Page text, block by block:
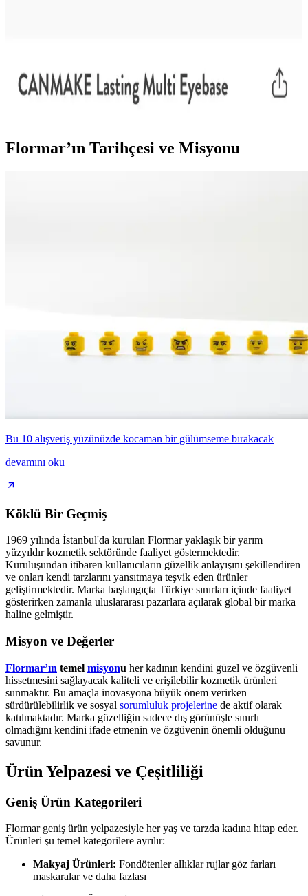
Canmake Eyebase, özellikle yağlı göz kapaklarında göz farının
kalıcılığını artıran silikon bazlı bir Japon göz bazıdır. Kullanıcılar
uzun süreli dayanıklılığını ve nemli hava koşullarında bile etkisini
Flormar’ın Tarihçesi ve Misyonu
Bu 10 alışveriş yüzünüzde kocaman bir gülümseme bırakacak
devamını oku
Köklü Bir Geçmiş
1969 yılında İstanbul'da kurulan Flormar yaklaşık bir yarım
yüzyıldır kozmetik sektöründe faaliyet göstermektedir.
Kuruluşundan itibaren kullanıcıların güzellik anlayışını şekillendiren
ve onları kendi tarzlarını yansıtmaya teşvik eden ürünler
geliştirmektedir. Marka başlangıçta Türkiye sınırları içinde faaliyet
gösterirken zamanla uluslararası pazarlara açılarak global bir marka
haline gelmiştir.
Misyon ve Değerler
Flormar’ın temel misyonu her kadının kendini güzel ve özgüvenli
hissetmesini sağlayacak kaliteli ve erişilebilir kozmetik ürünleri
sunmaktır. Bu amaçla inovasyona büyük önem verirken
sürdürülebilirlik ve sosyal sorumluluk projelerine de aktif olarak
katılmaktadır. Marka güzelliğin sadece dış görünüşle sınırlı
olmadığını kendini ifade etmenin ve özgüvenin önemli olduğunu
savunur.
Ürün Yelpazesi ve Çeşitliliği
Geniş Ürün Kategorileri
Flormar geniş ürün yelpazesiyle her yaş ve tarzda kadına hitap eder.
Ürünleri şu temel kategorilere ayrılır:
Makyaj Ürünleri: Fondötenler allıklar rujlar göz farları
maskaralar ve daha fazlası